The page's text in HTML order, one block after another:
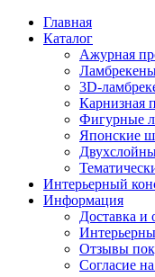
Главная
Каталог
Ажурная
3D-
Карнизная
Фигурные
Японские
Интерьерный
Информация
Доставка и
Отзывы
Согласие